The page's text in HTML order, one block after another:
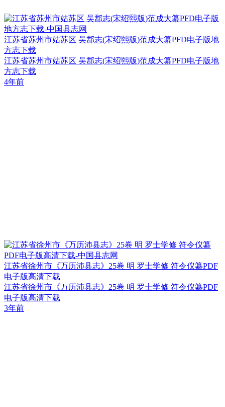
江苏省苏州市姑苏区 吴郡志(宋绍熙版)范成大纂PFD电子版地
方志下载
江苏省苏州市姑苏区 吴郡志(宋绍熙版)范成大纂PFD电子版地
方志下载
4年前
江苏省徐州市《万历沛县志》25卷 明 罗士学修 符令仪纂PDF
电子版高清下载
江苏省徐州市《万历沛县志》25卷 明 罗士学修 符令仪纂PDF
电子版高清下载
3年前